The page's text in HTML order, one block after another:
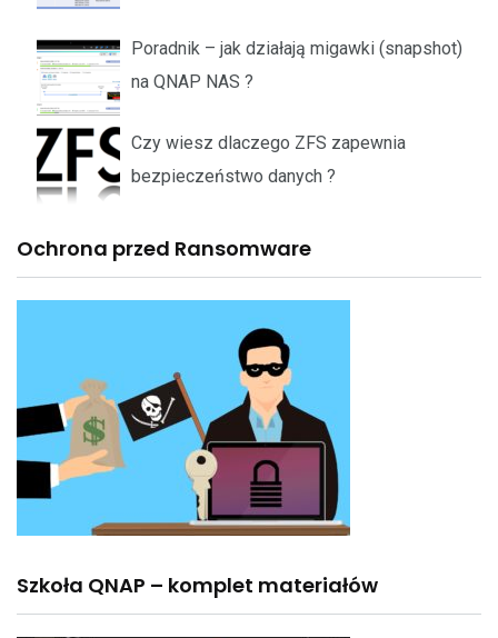
Poradnik – jak działają migawki (snapshot)
na QNAP NAS ?
Czy wiesz dlaczego ZFS zapewnia
bezpieczeństwo danych ?
Ochrona przed Ransomware
Szkoła QNAP – komplet materiałów